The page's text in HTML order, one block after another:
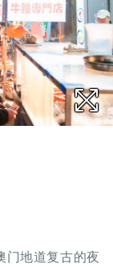
门地道复古的夜